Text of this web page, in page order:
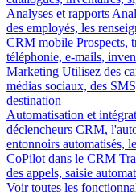
Analyses et rapports
des employés, les
CRM mobile Prospects,
téléphonie, e-mails,
Marketing Utilisez des
médias sociaux, des
destination
Automatisation et
déclencheurs CRM,
entonnoirs automatisés,
CoPilot dans le CRM
des appels, saisie
Voir toutes les